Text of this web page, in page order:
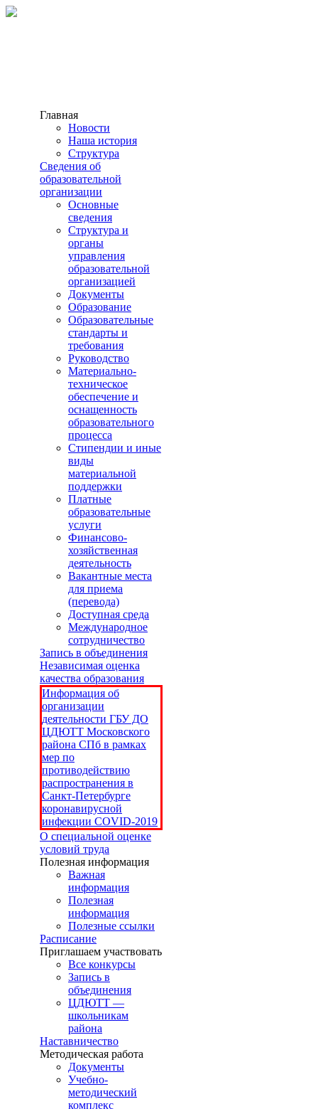
Главная
Новости
Наша история
Структура
Сведения об
образовательной
организации
Основные
сведения
Структура и
органы
управления
образовательной
организацией
Документы
Образование
Образовательные
стандарты и
требования
Руководство
Материально-
техническое
обеспечение и
оснащенность
образовательного
процесса
Стипендии и иные
виды
материальной
поддержки
Платные
образовательные
услуги
Финансово-
хозяйственная
деятельность
Вакантные места
для приема
(перевода)
Доступная среда
Международное
сотрудничество
Запись в объединения
Независимая оценка
качества образования
Информация об
организации
деятельности ГБУ ДО
ЦДЮТТ Московского
района СПб в рамках
мер по
противодействию
распространения в
Санкт-Петербурге
коронавирусной
инфекции COVID-2019
О специальной оценке
условий труда
Полезная информация
Важная
информация
Полезная
информация
Полезные ссылки
Расписание
Приглашаем участвовать
Все конкурсы
Запись в
объединения
ЦДЮТТ —
школьникам
района
Наставничество
Методическая работа
Документы
Учебно-
методический
комплекс